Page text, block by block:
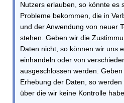
Nutzers erlauben, so könnte es
Probleme bekommen, die in
und der Anwendung von neuer
stehen. Geben wir die
Daten nicht, so können wir uns
einhandeln oder von
ausgeschlossen werden.
Erhebung der Daten, so werden
über die wir keine Kontrolle